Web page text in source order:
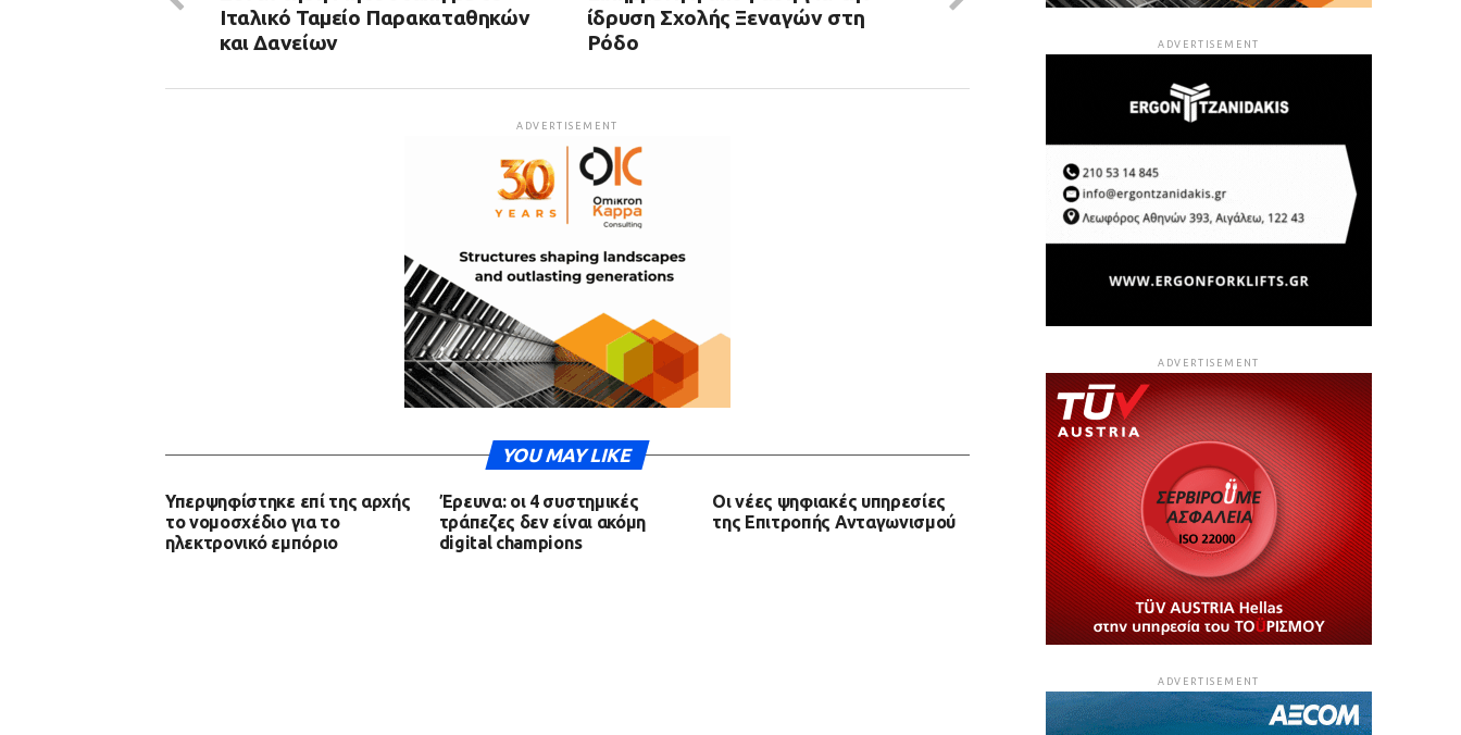
ίδρυση Σχολής Ξεναγών στη
Ρόδο
Ιταλικό Ταμείο Παρακαταθηκών
και Δανείων
ADVERTISEMENT
YOU MAY LIKE
Υπερψηφίστηκε επί της αρχής
το νομοσχέδιο για το
ηλεκτρονικό εμπόριο
Έρευνα: οι 4 συστημικές
τράπεζες δεν είναι ακόμη
digital champions
Οι νέες ψηφιακές υπηρεσίες
της Επιτροπής Ανταγωνισμού
ADVERTISEMENT
ADVERTISEMENT
ADVERTISEMENT